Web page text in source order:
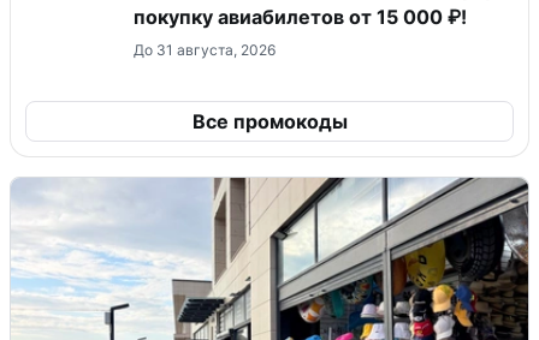
покупку авиабилетов от 15 000 ₽!
До 31 августа, 2026
Все промокоды